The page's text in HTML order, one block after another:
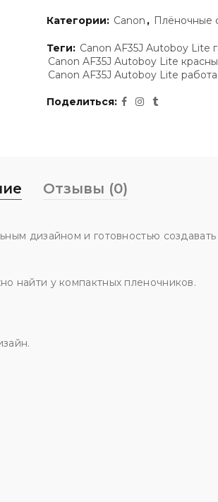
Категории: Canon , Плёночные
Теги: Canon AF35J Autoboy Lite
Canon AF35J Autoboy Lite
Canon AF35J Autoboy Lite работа
Поделиться
Отзывы (0)
дизайном и готовностью
найти у компактных пленочников.